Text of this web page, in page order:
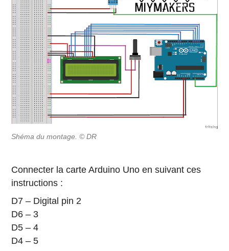
Shéma du montage. © DR
Connecter la carte Arduino Uno en suivant ces
instructions :
D7 – Digital pin 2
D6 – 3
D5 – 4
D4 – 5